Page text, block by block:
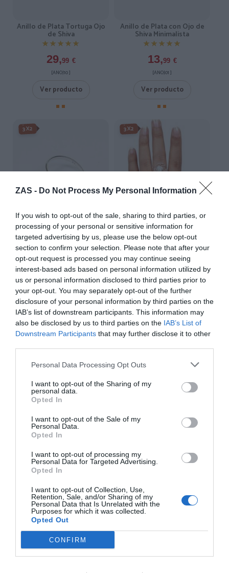
ZAS - Do Not Process My Personal Information
If you wish to opt-out of the sale, sharing to third parties, or
processing of your personal or sensitive information for
targeted advertising by us, please use the below opt-out
section to confirm your selection. Please note that after your
opt-out request is processed you may continue seeing
interest-based ads based on personal information utilized by
us or personal information disclosed to third parties prior to
your opt-out. You may separately opt-out of the further
disclosure of your personal information by third parties on the
IAB’s list of downstream participants. This information may
also be disclosed by us to third parties on the IAB’s List of
Downstream Participants that may further disclose it to other
Personal Data Processing Opt Outs
I want to opt-out of the Sharing of my
personal data.
Opted In
I want to opt-out of the Sale of my
Personal Data.
Opted In
I want to opt-out of processing my
Personal Data for Targeted Advertising.
Opted In
I want to opt-out of Collection, Use,
Retention, Sale, and/or Sharing of my
Personal Data that Is Unrelated with the
Purposes for which it was collected.
Opted Out
CONFIRM
Anillo de Plata Tortuga Ojo
de Shiva
★★★★★
★★★★★
29,99 €
[ANOJ10 ]
Ver producto
Anillo de Plata con Ojo de
Shiva Minimalista
★★★★★
★★★★★
13,99 €
[ANOJ01 ]
Ver producto
3X2
Anillo de Plata con 3 Ojos de
Shiva engarzados
★★★★★
★★★★★
21,99
[ANOJ02 ]
Ver producto
3X2
Anillo de Plata Spider Web y
Ojo de shiva
★★★★★
★★★★★
22,
[ANOJ04 ]
Ver producto
1 2 3
ZAS DESDE 1999
Casi 3 décadas vistiendo almas libres con piezas
auténticas traídas directamente de origen.
Ver detalles›